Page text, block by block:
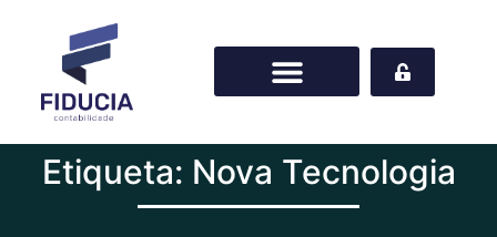
Etiqueta: Nova Tecnologia